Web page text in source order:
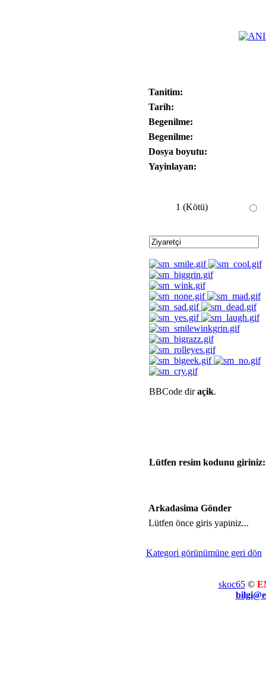
Tanitim:
Tarih:
Begenilme:
Begenilme:
Dosya boyutu:
Yayinlayan:
1 (Kötü)
BBCode diraçik.
Lütfen resim kodunu giriniz:
Arkadasima Gönder
Lütfen önce giris yapiniz...
Kategori görünümüne geri dön
skoc65©